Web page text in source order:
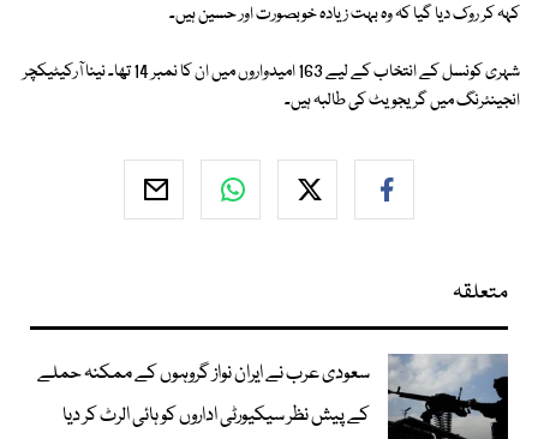
کہہ کر روک دیا گیا کہ وہ بہت زیادہ خوبصورت اور حسین ہیں۔
شہری کونسل کے انتخاب کے لیے 163 امیدواروں میں ان کا نمبر 14 تھا۔ نینا آرکیٹیکچر
انجینئرنگ میں گریجویٹ کی طالبہ ہیں۔
متعلقہ
سعودی عرب نے ایران نواز گروہوں کے ممکنہ حملے
کے پیش نظر سیکیورٹی اداروں کو ہائی الرٹ کر دیا